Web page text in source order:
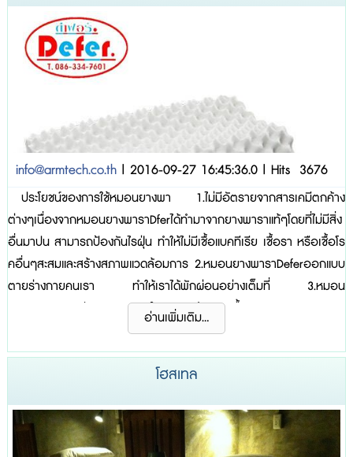
info@armtech.co.th| 2016-09-27 16:45:36.0 | Hits 3676
ประโยชน์ของการใช้หมอนยางพา 1.ไม่มีอัตรายจากสารเคมีตกค้าง
ต่างๆเนื่องจากหมอนยางพาราDferได้ทำมาจากยางพาราแท้ๆโดยที่ไม่มีสิ่ง
อื่นมาปน สามารถป้องกันไรฝุ่น ทำให้ไม่มีเชื้อแบคทีเรีย เชื้อรา หรือเชื้อโร
คอื่นๆสะสมและสร้างสภาพแวดล้อมการ 2.หมอนยางพาราDeferออกแบบ
ตายร่างกายคนเรา ทำให้เราได้พักผ่อนอย่างเต็มที่ 3.หมอน
ยางพาราDeferมีความสามารถในการดูดซึมความชื้นและระบายอากาศ
เหมาะสมกับคนที่นอนกรน 4.หมอนยางพาราDeferมีความยืดหยุ่นและหนา
แน่นสูง สามารถรองรับต่อแรงกดทับได้ดีทุกสภาพน้ำหนัก และสามารถ
อ่านเพิ่มเติม...
โฮสเทล